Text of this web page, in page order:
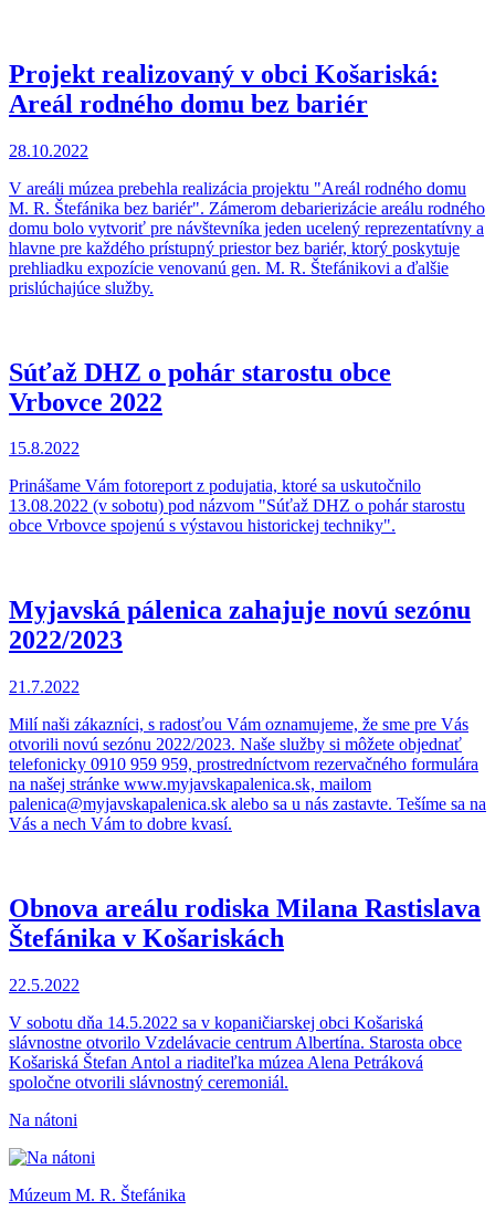
Projekt realizovaný v obci Košariská:
Areál rodného domu bez bariér
28.10.2022
V areáli múzea prebehla realizácia projektu "Areál rodného domu
M. R. Štefánika bez bariér". Zámerom debarierizácie areálu rodného
domu bolo vytvoriť pre návštevníka jeden ucelený reprezentatívny a
hlavne pre každého prístupný priestor bez bariér, ktorý poskytuje
prehliadku expozície venovanú gen. M. R. Štefánikovi a ďalšie
prislúchajúce služby.
Súťaž DHZ o pohár starostu obce
Vrbovce 2022
15.8.2022
Prinášame Vám fotoreport z podujatia, ktoré sa uskutočnilo
13.08.2022 (v sobotu) pod názvom "Súťaž DHZ o pohár starostu
obce Vrbovce spojenú s výstavou historickej techniky".
Myjavská pálenica zahajuje novú sezónu
2022/2023
21.7.2022
Milí naši zákazníci, s radosťou Vám oznamujeme, že sme pre Vás
otvorili novú sezónu 2022/2023. Naše služby si môžete objednať
telefonicky 0910 959 959, prostredníctvom rezervačného formulára
na našej stránke www.myjavskapalenica.sk, mailom
palenica@myjavskapalenica.sk alebo sa u nás zastavte. Tešíme sa na
Vás a nech Vám to dobre kvasí.
Obnova areálu rodiska Milana Rastislava
Štefánika v Košariskách
22.5.2022
V sobotu dňa 14.5.2022 sa v kopaničiarskej obci Košariská
slávnostne otvorilo Vzdelávacie centrum Albertína. Starosta obce
Košariská Štefan Antol a riaditeľka múzea Alena Petráková
spoločne otvorili slávnostný ceremoniál.
Na nátoni
Múzeum M. R. Štefánika